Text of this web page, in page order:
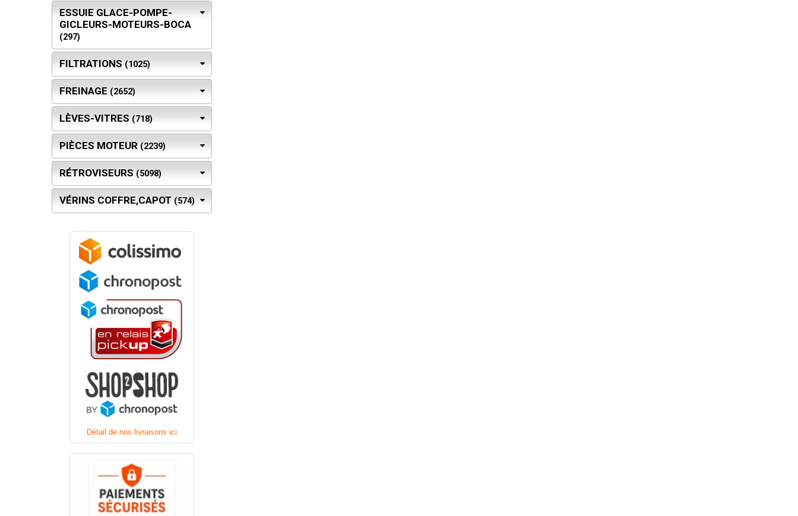
ESSUIE GLACE-POMPE-
GICLEURS-MOTEURS-BOCA
(297)
FILTRATIONS (1025)
FREINAGE (2652)
LÈVES-VITRES (718)
PIÈCES MOTEUR (2239)
RÉTROVISEURS (5098)
VÉRINS COFFRE,CAPOT (574)
Détail de nos livraisons ici